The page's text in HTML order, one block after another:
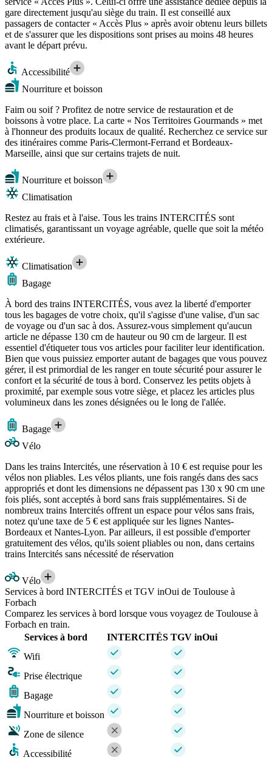
gare directement jusqu'au siège du train. Il est conseillé aux
passagers de contacter « Accès Plus » après avoir obtenu leurs billets
et de s'assurer que les dispositions sont prises au moins 48 heures
avant le départ prévu.
Accessibilité
Nourriture et boisson
Faim ou soif ? Profitez de notre service de restauration et de
boissons à votre place. La carte « Nos Territoires Gourmands » met
à l'honneur des produits locaux de qualité. Recherchez ce service sur
des itinéraires comme Paris-Clermont-Ferrand et Bordeaux-
Marseille, ainsi que sur certains trajets de nuit.
Nourriture et boisson
Climatisation
Restez au frais et à l'aise. Tous les trains INTERCITÉS sont
climatisés, garantissant un voyage agréable, quelle que soit la météo
extérieure.
Climatisation
Bagage
À bord des trains INTERCITÉS, vous avez la liberté d'emporter
tous les bagages de votre choix, qu'il s'agisse d'une valise, d'un sac
de voyage ou d'un sac à dos. Assurez-vous simplement qu'aucun
article ne dépasse 130 cm de hauteur ou 90 cm de largeur. Il est
essentiel d'étiqueter tous vos articles pour faciliter leur identification.
Bien que vous puissiez emporter autant de bagages que vous pouvez
gérer, il est primordial de les ranger en toute sécurité pour assurer le
confort et la sécurité de tous à bord. Conservez les petits objets à
proximité, par exemple sous votre siège, et placez les articles plus
volumineux dans les zones désignées ou le long de l'allée.
Bagage
Vélo
Dans les trains Intercités, une réservation à 10 € est requise pour les
vélos non pliables. Les vélos pliants, une fois rangés dans des sacs
appropriés et dont les dimensions ne dépassent pas 130 x 90 cm une
fois pliés, sont acceptés à bord sans frais supplémentaires. Si de
nombreux trains Intercités offrent un espace pour vélos sans frais,
notez qu'une taxe de 5 € est appliquée sur les lignes Nantes-
Bordeaux et Nantes-Lyon. Par ailleurs, il est possible d'emporter
gratuitement des vélos, qu'ils soient pliables ou non, dans certains
trains Intercités sans nécessité de réservation
Vélo
Services à bord INTERCITÉS et TGV inOui de Toulouse à
Forbach
Comparez les services à bord lorsque vous voyagez de Toulouse à
Forbach en train.
Services à bord
INTERCITÉS TGV inOui
Wifi
Prise électrique
Bagage
Nourriture et boisson
Zone de silence
Accessibilité